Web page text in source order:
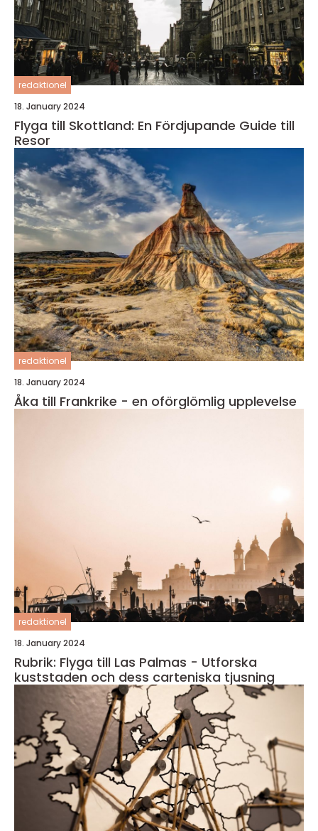
redaktionel
18. January 2024
Flyga till Skottland: En Fördjupande Guide till
Resor
redaktionel
18. January 2024
Åka till Frankrike - en oförglömlig upplevelse
redaktionel
18. January 2024
Rubrik: Flyga till Las Palmas - Utforska
kuststaden och dess carteniska tjusning